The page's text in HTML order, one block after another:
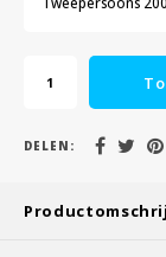
DELEN: